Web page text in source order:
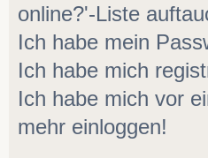
online?'-Liste
Ich habe mein
Ich habe mich
Ich habe mich vor
mehr einloggen!